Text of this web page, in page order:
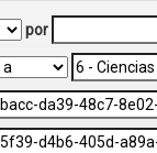
por